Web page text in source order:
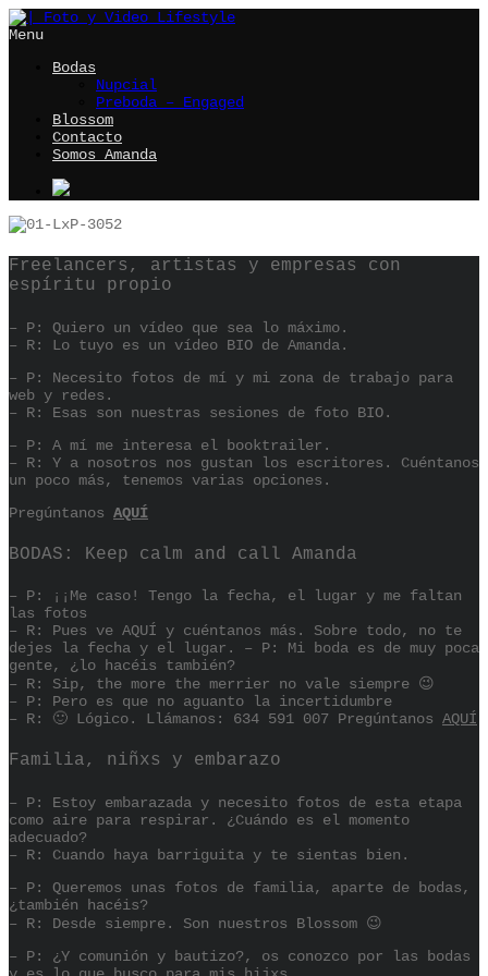
Menu
Bodas
Nupcial
Preboda – Engaged
Blossom
Contacto
Somos Amanda
Freelancers, artistas y empresas con
espíritu propio
– P: Quiero un vídeo que sea lo máximo.
– R: Lo tuyo es un vídeo BIO de Amanda.
– P: Necesito fotos de mí y mi zona de trabajo para
web y redes.
– R: Esas son nuestras sesiones de foto BIO.
– P: A mí me interesa el booktrailer.
– R: Y a nosotros nos gustan los escritores. Cuéntanos
un poco más, tenemos varias opciones.
Pregúntanos AQUÍ
BODAS: Keep calm and call Amanda
– P: ¡¡Me caso! Tengo la fecha, el lugar y me faltan
las fotos
– R: Pues ve AQUÍ y cuéntanos más. Sobre todo, no te
dejes la fecha y el lugar. – P: Mi boda es de muy poca
gente, ¿lo hacéis también?
– R: Sip, the more the merrier no vale siempre 😉
– P: Pero es que no aguanto la incertidumbre
– R: 🙂 Lógico. Llámanos: 634 591 007 Pregúntanos AQUÍ
Familia, niñxs y embarazo
– P: Estoy embarazada y necesito fotos de esta etapa
como aire para respirar. ¿Cuándo es el momento
adecuado?
– R: Cuando haya barriguita y te sientas bien.
– P: Queremos unas fotos de familia, aparte de bodas,
¿también hacéis?
– R: Desde siempre. Son nuestros Blossom 😉
– P: ¿Y comunión y bautizo?, os conozco por las bodas